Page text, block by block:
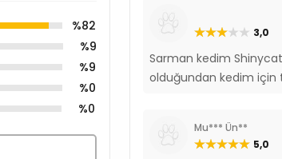
%82
%9
%9
%0
%0
3,0
Sarman kedim
olduğundan kedim için
Mu*** Ün**
5,0